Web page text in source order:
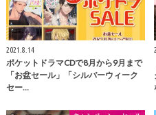
2021.8.14
ポケットドラマCDで8月から9月まで
「お盆セール」「シルバーウィーク
セー…